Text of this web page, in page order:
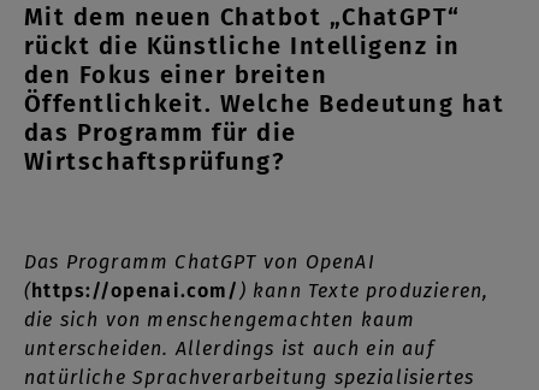
Mit dem neuen Chatbot „ChatGPT“
rückt die Künstliche Intelligenz in
den Fokus einer breiten
Öffentlichkeit. Welche Bedeutung hat
das Programm für die
Wirtschaftsprüfung?
Das Programm ChatGPT von OpenAI
(https://openai.com/ ) kann Texte produzieren,
die sich von menschengemachten kaum
unterscheiden. Allerdings ist auch ein auf
natürliche Sprachverarbeitung spezialisiertes